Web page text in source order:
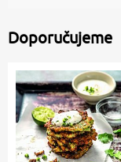
Doporučujeme